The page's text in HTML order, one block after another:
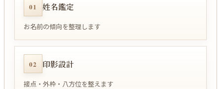
01 姓名鑑定
お名前の傾向を整理します
02 印影設計
接点・外枠・八方位を整えます